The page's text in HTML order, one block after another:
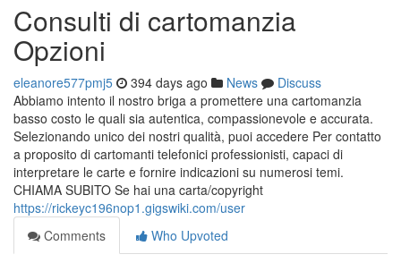
Consulti di cartomanzia
Opzioni
eleanore577pmj5 394 days ago News
Discuss
Abbiamo intento il nostro briga a promettere una cartomanzia
basso costo le quali sia autentica, compassionevole e accurata.
Selezionando unico dei nostri qualità, puoi accedere Per contatto
a proposito di cartomanti telefonici professionisti, capaci di
interpretare le carte e fornire indicazioni su numerosi temi.
CHIAMA SUBITO Se hai una carta/copyright
https://rickeyc196nop1.gigswiki.com/user
Comments
Who Upvoted